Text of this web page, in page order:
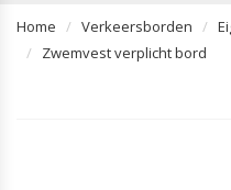
Home Verkeersborden
Zwemvest verplicht bord